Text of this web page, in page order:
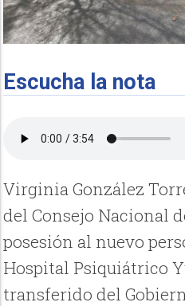
Escucha la nota
Virginia González
del Consejo Nacional
posesión al nuevo
Hospital Psiquiátrico
transferido del